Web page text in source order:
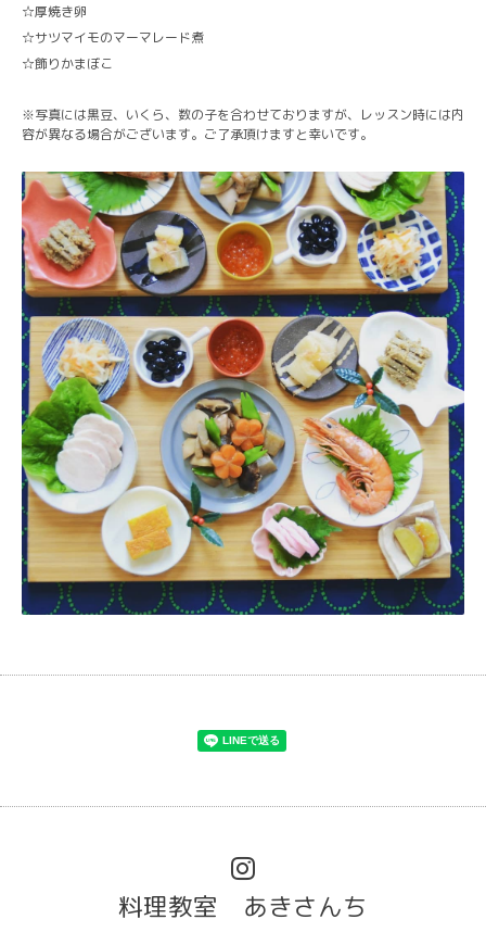
☆厚焼き卵
☆サツマイモのマーマレード煮
☆飾りかまぼこ
※写真には黒豆、いくら、数の子を合わせておりますが、レッスン時には内
容が異なる場合がございます。ご了承頂けますと幸いです。
料理教室 あきさんち